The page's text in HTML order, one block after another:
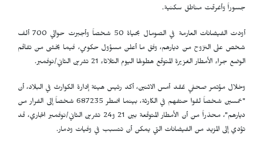
جسوراً وأغرقت مناطق سكنية.
أودت الفيضانات العارمة في الصومال بحياة 50 شخصاً وأجبرت حوالي 700 ألف
شخص على النزوح من ديارهم، وفق ما أعلن مسؤول حكومي، فيما يخشى من تفاقم
الوضع جراء الأمطار الغزيرة المتوقع هطولها اليوم الثلاثاء 21 تشرين الثاني/نوفمبر.
وخلال مؤتمر صحفي عُقد أمس الاثنين، أكد رئيس هيئة إدارة الكوارث في البلاد، أن
"خمسين شخصاً لقوا حتفهم في الكارثة، بينما اضطر 687235 شخصاً إلى الفرار من
ديارهم"، محذراً من أن الأمطار المتوقعة بين 21 و24 تشرين الثاني/نوفمبر الجاري، قد
تؤدي إلى المزيد من الفيضانات التي يمكن أن تتسبب في وفيات ودمار.